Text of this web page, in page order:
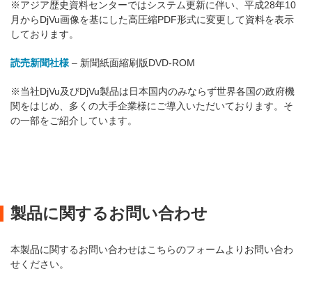
※アジア歴史資料センターではシステム更新に伴い、平成28年10
月からDjVu画像を基にした高圧縮PDF形式に変更して資料を表示
しております。
読売新聞社様 – 新聞紙面縮刷版DVD-ROM
※当社DjVu及びDjVu製品は日本国内のみならず世界各国の政府機
関をはじめ、多くの大手企業様にご導入いただいております。そ
の一部をご紹介しています。
製品に関するお問い合わせ
本製品に関するお問い合わせはこちらのフォームよりお問い合わ
せください。